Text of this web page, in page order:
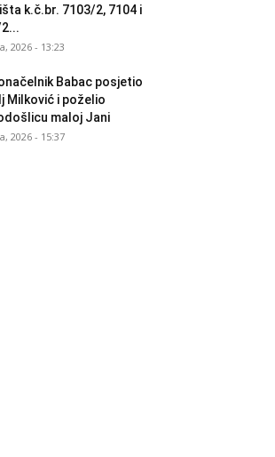
k.č.br. 7103/2, 7104 i
2026 - 13:23
Babac posjetio
Milković i poželio
maloj Jani
2026 - 15:37